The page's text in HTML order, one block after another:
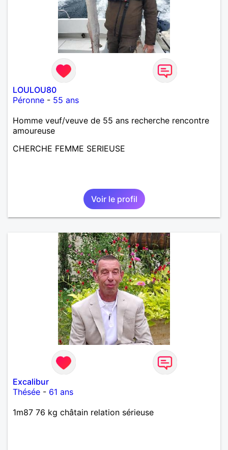
LOULOU80
Péronne - 55 ans
Homme veuf/veuve de 55 ans recherche rencontre
amoureuse
CHERCHE FEMME SERIEUSE
Voir le profil
Excalibur
Thésée - 61 ans
1m87 76 kg châtain relation sérieuse